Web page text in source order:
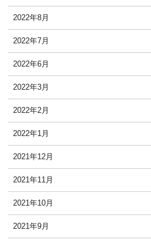
2022年8月
2022年7月
2022年6月
2022年3月
2022年2月
2022年1月
2021年12月
2021年11月
2021年10月
2021年9月